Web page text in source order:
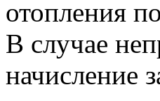
отопления
В случае
начисление